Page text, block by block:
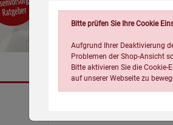
Bitte prüfen Sie Ihre Cookie
Aufgrund Ihrer Deaktivierung
Problemen der Shop-Ansicht
Bitte aktivieren Sie die
auf unserer Webseite zu